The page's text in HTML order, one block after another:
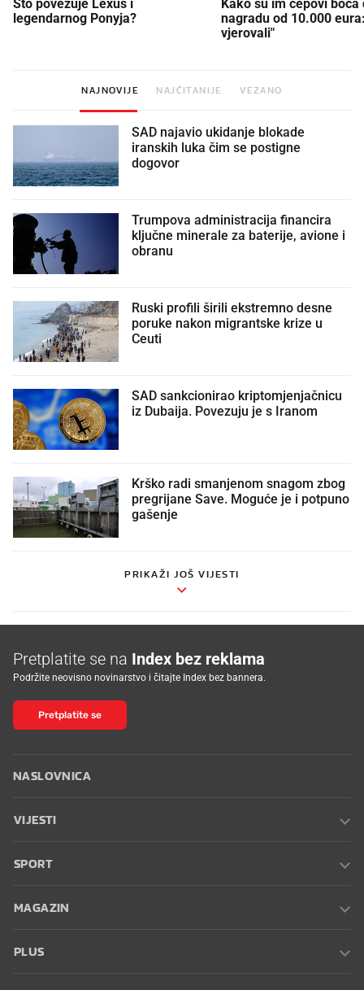
Što povezuje Lexus i
legendarnog Ponyja?
Kako su im čepovi boca
nagradu od 10.000
vjerovali"
NAJNOVIJE NAJČITANIJE VEZANO
SAD najavio ukidanje blokade
iranskih luka čim se postigne
dogovor
Trumpova administracija financira
ključne minerale za baterije, avione i
obranu
Ruski profili širili ekstremno desne
poruke nakon migrantske krize u
Ceuti
SAD sankcionirao kriptomjenjačnicu
iz Dubaija. Povezuju je s Iranom
Krško radi smanjenom snagom zbog
pregrijane Save. Moguće je i potpuno
gašenje
PRIKAŽI JOŠ VIJESTI
Pretplatite se na Index bez reklama
Podržite neovisno novinarstvo i čitajte Index bez bannera.
Pretplatite se
NASLOVNICA
VIJESTI
SPORT
MAGAZIN
PLUS